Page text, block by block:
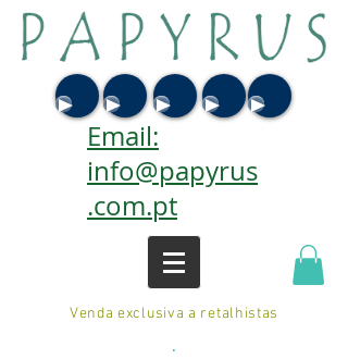
Email:
info@papyrus
.com.pt
Venda exclusiva a retalhistas
.